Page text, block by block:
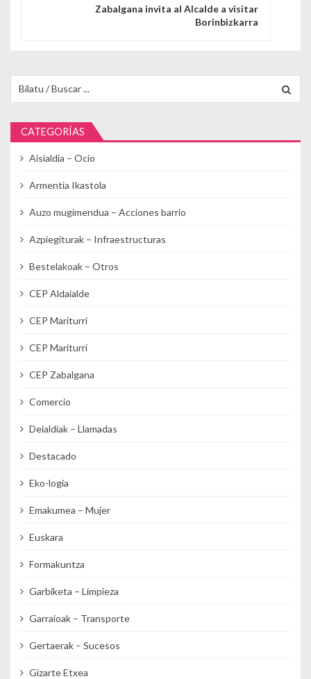
Zabalgana invita al Alcalde a visitar
Borinbizkarra
CATEGORÍAS
Aisialdia – Ocio
Armentia Ikastola
Auzo mugimendua – Acciones barrio
Azpiegiturak – Infraestructuras
Bestelakoak – Otros
CEP Aldaialde
CEP Mariturri
CEP Mariturri
CEP Zabalgana
Comercio
Deialdiak – Llamadas
Destacado
Eko-logia
Emakumea – Mujer
Euskara
Formakuntza
Garbiketa – Limpieza
Garraioak – Transporte
Gertaerak – Sucesos
Gizarte Etxea